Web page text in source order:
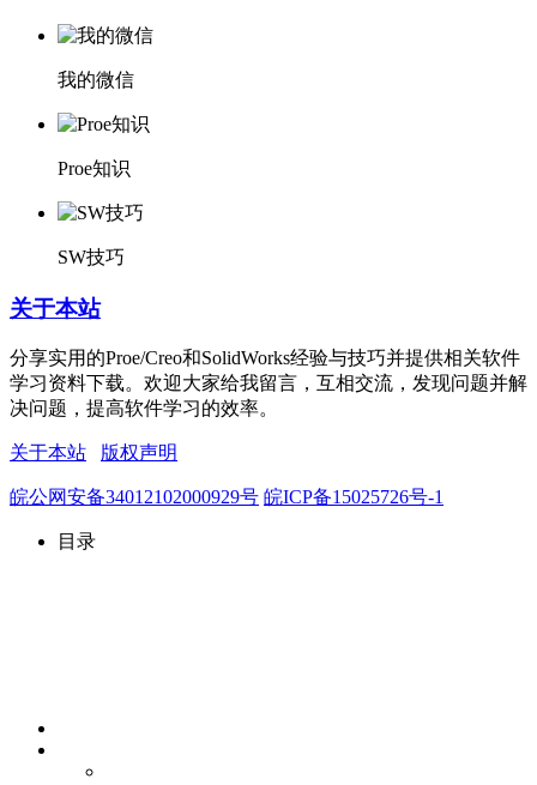
我的微信
Proe知识
SW技巧
关于本站
分享实用的Proe/Creo和SolidWorks经验与技巧并提供相关软件
学习资料下载。欢迎大家给我留言，互相交流，发现问题并解
决问题，提高软件学习的效率。
关于本站 版权声明
皖公网安备34012102000929号 皖ICP备15025726号-1
目录